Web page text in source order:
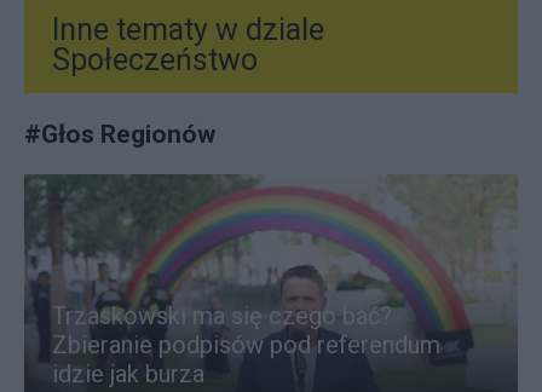
Inne tematy w dziale
Społeczeństwo
#Głos Regionów
Trzaskowski ma się czego bać?
Zbieranie podpisów pod referendum
idzie jak burza